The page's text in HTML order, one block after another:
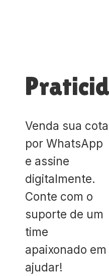
Venda sua cota
por WhatsApp
e assine
digitalmente.
Conte com o
suporte de um
time
apaixonado em
ajudar!